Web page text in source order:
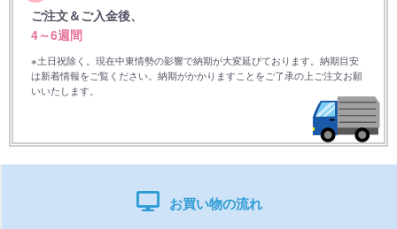
ご注文＆ご入金後、
4～6週間
※土日祝除く。現在中東情勢の影響で納期が大変延びております。納期目安
は新着情報をご覧ください。納期がかかりますことをご了承の上ご注文お願
いいたします。
お買い物の流れ